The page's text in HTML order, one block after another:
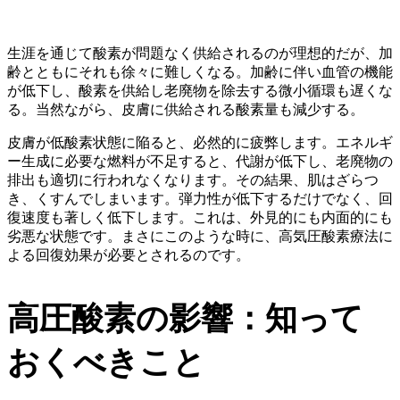
生涯を通じて酸素が問題なく供給されるのが理想的だが、加
齢とともにそれも徐々に難しくなる。加齢に伴い血管の機能
が低下し、酸素を供給し老廃物を除去する微小循環も遅くな
る。当然ながら、皮膚に供給される酸素量も減少する。
皮膚が低酸素状態に陥ると、必然的に疲弊します。エネルギ
ー生成に必要な燃料が不足すると、代謝が低下し、老廃物の
排出も適切に行われなくなります。その結果、肌はざらつ
き、くすんでしまいます。弾力性が低下するだけでなく、回
復速度も著しく低下します。これは、外見的にも内面的にも
劣悪な状態です。まさにこのような時に、高気圧酸素療法に
よる回復効果が必要とされるのです。
高圧酸素の影響：知って
おくべきこと